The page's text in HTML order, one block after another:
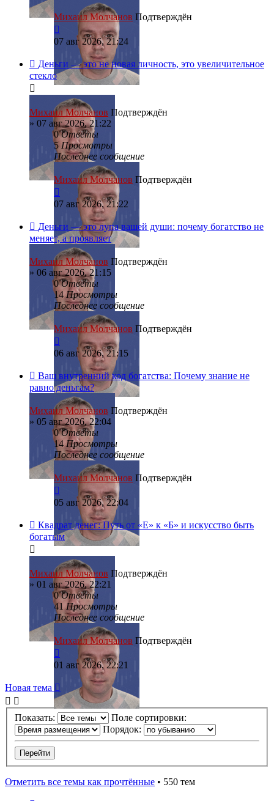
Михаил Молчанов Подтверждён
07 авг 2026, 21:24
Деньги — это не новая личность, это увеличительное
стекло
Михаил Молчанов Подтверждён
» 07 авг 2026, 21:22
0Ответы
5 Просмотры
Последнее сообщение
Михаил Молчанов Подтверждён
07 авг 2026, 21:22
Деньги — это лупа вашей души: почему богатство не
меняет, а проявляет
Михаил Молчанов Подтверждён
» 06 авг 2026, 21:15
0Ответы
14Просмотры
Последнее сообщение
Михаил Молчанов Подтверждён
06 авг 2026, 21:15
Ваш внутренний код богатства: Почему знание не
равно деньгам?
Михаил Молчанов Подтверждён
» 05 авг 2026, 22:04
0Ответы
14Просмотры
Последнее сообщение
Михаил Молчанов Подтверждён
05 авг 2026, 22:04
Квадрат денег: Путь от «Е» к «Б» и искусство быть
богатым
Михаил Молчанов Подтверждён
» 01 авг 2026, 22:21
0Ответы
41Просмотры
Последнее сообщение
Михаил Молчанов Подтверждён
01 авг 2026, 22:21
Новая тема
Показать:
Поле сортировки:
Порядок:
Отметить все темы как прочтённые • 550 тем